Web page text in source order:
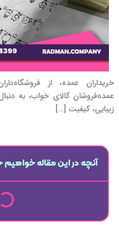
خریداران عمده، از
عمده‌فروشان کالای خواب، به
زیبایی، کیفیت […]
آنچه در این مقاله خواهیم